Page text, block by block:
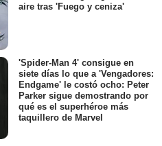
aire tras 'Fuego y ceniza'
'Spider-Man 4' consigue en
siete días lo que a 'Vengadores:
Endgame' le costó ocho: Peter
Parker sigue demostrando por
qué es el superhéroe más
taquillero de Marvel